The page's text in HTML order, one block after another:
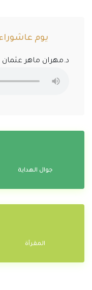
يوم
د.مهران ماهر عثمان
جوال الهداية
المقرآة